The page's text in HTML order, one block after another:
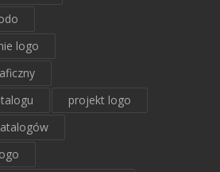
logo
projekt logo